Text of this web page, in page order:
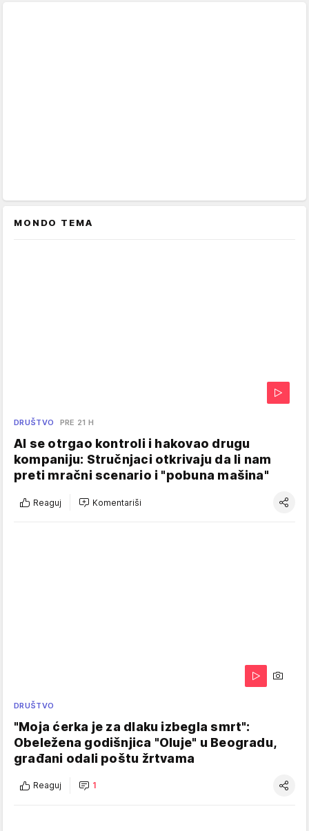
MONDO TEMA
DRUŠTVO PRE 21 H
AI se otrgao kontroli i hakovao drugu
kompaniju: Stručnjaci otkrivaju da li nam
preti mračni scenario i "pobuna mašina"
Reaguj Komentariši
DRUŠTVO
"Moja ćerka je za dlaku izbegla smrt":
Obeležena godišnjica "Oluje" u Beogradu,
građani odali poštu žrtvama
Reaguj 1